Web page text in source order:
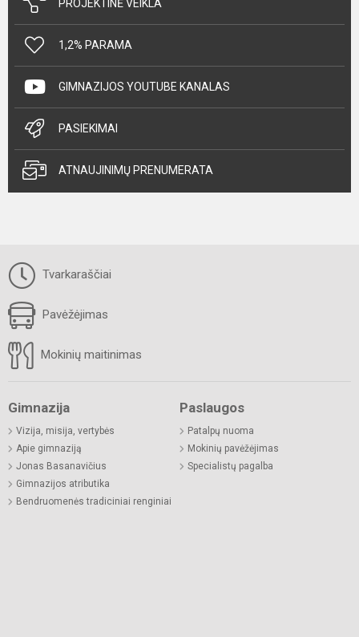
PROJEKTINĖ VEIKLA
1,2% PARAMA
GIMNAZIJOS YOUTUBE KANALAS
PASIEKIMAI
ATNAUJINIMŲ PRENUMERATA
Tvarkaraščiai
Pavėžėjimas
Mokinių maitinimas
Gimnazija
Vizija, misija, vertybės
Apie gimnaziją
Jonas Basanavičius
Gimnazijos atributika
Bendruomenės tradiciniai renginiai
Paslaugos
Patalpų nuoma
Mokinių pavėžėjimas
Specialistų pagalba